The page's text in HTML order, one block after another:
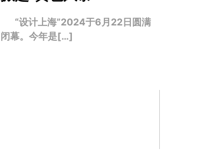
“设计上海”2024于6月22日圆满
闭幕。今年是[…]